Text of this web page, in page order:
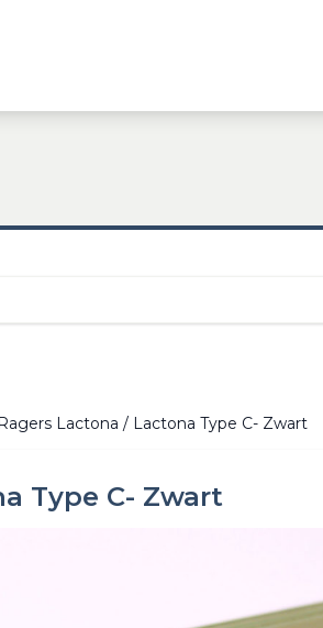
Ragers Lactona / Lactona Type C- Zwart
Type C- Zwart